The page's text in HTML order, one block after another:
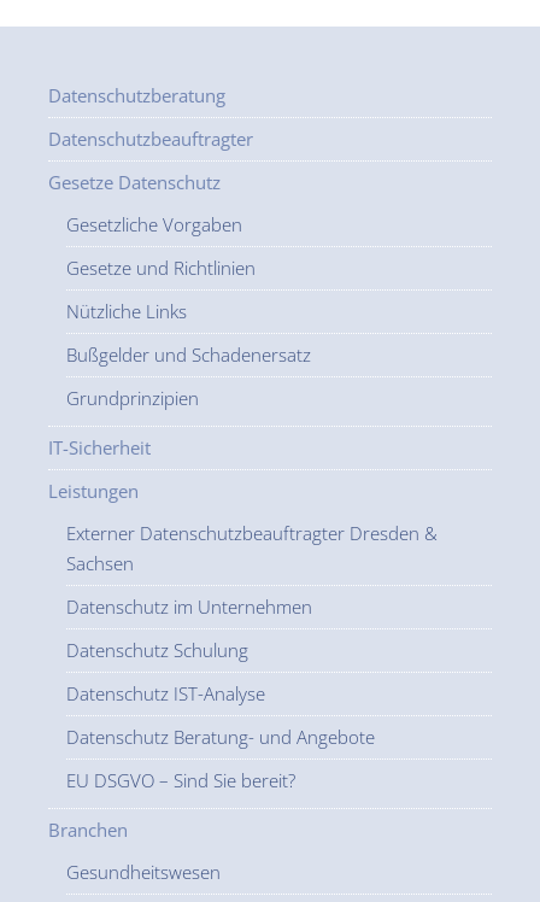
Datenschutzberatung
Datenschutzbeauftragter
Gesetze Datenschutz
Gesetzliche Vorgaben
Gesetze und Richtlinien
Nützliche Links
Bußgelder und Schadenersatz
Grundprinzipien
IT-Sicherheit
Leistungen
Externer Datenschutzbeauftragter Dresden &
Sachsen
Datenschutz im Unternehmen
Datenschutz Schulung
Datenschutz IST-Analyse
Datenschutz Beratung- und Angebote
EU DSGVO – Sind Sie bereit?
Branchen
Gesundheitswesen